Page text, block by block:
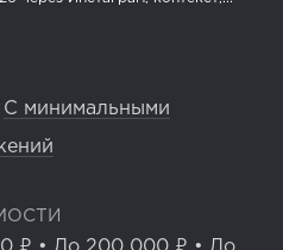
С минимальными